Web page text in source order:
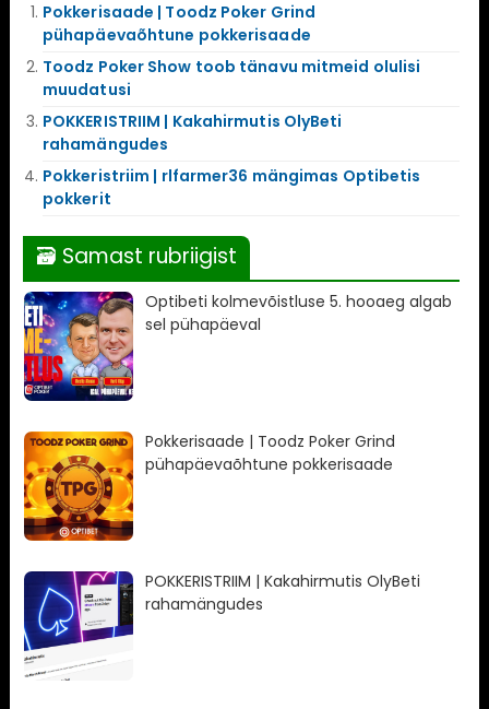
Pokkerisaade | Toodz Poker Grind
pühapäevaõhtune pokkerisaade
Toodz Poker Show toob tänavu mitmeid olulisi
muudatusi
POKKERISTRIIM | Kakahirmutis OlyBeti
rahamängudes
Pokkeristriim | rlfarmer36 mängimas Optibetis
pokkerit
🗃 Samast rubriigist
Optibeti kolmevõistluse 5. hooaeg algab
sel pühapäeval
Pokkerisaade | Toodz Poker Grind
pühapäevaõhtune pokkerisaade
POKKERISTRIIM | Kakahirmutis OlyBeti
rahamängudes